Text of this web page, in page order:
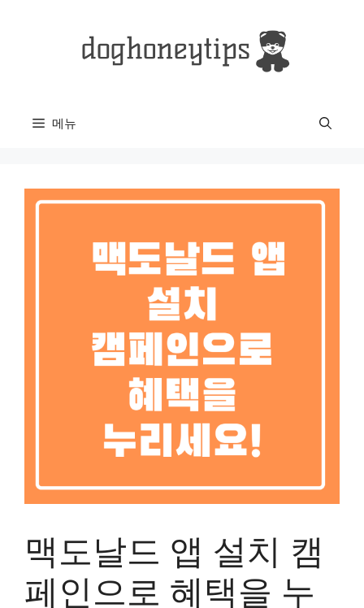
메뉴
맥도날드 앱 설치 캠
페인으로 혜택을 누